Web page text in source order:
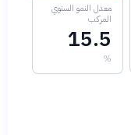
معدل النمو السنوي
المركب
15.5
%